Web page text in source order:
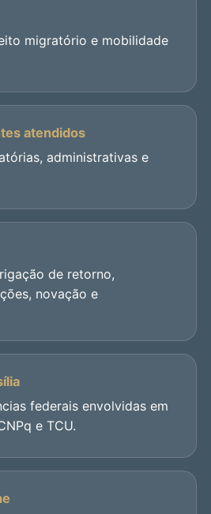
migratório e mobilidade
atendidos
administrativas e
de retorno,
novação e
federais envolvidas em
e TCU.